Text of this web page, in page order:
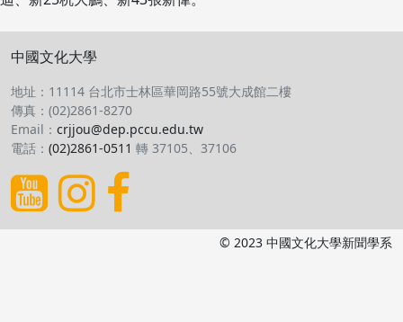
中國文化大學
地址：11114 台北市士林區華岡路55號大成館二樓
傳真：(02)2861-8270
Email： crjjou@dep.pccu.edu.tw
電話： (02)2861-0511 轉 37105、37106
© 2023 中國文化大學新聞學系